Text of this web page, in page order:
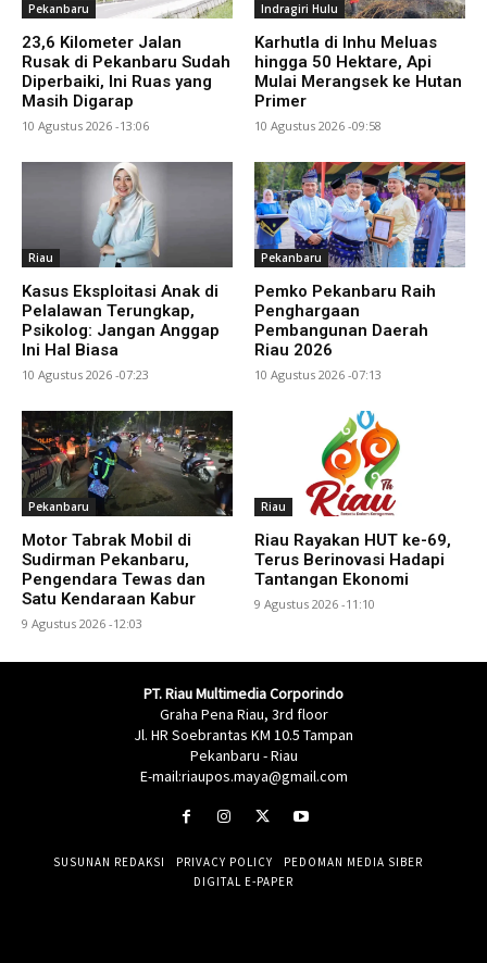
Pekanbaru
23,6 Kilometer Jalan
Rusak di Pekanbaru Sudah
Diperbaiki, Ini Ruas yang
Masih Digarap
10 Agustus 2026 -13:06
Indragiri Hulu
Karhutla di Inhu Meluas
hingga 50 Hektare, Api
Mulai Merangsek ke Hutan
Primer
10 Agustus 2026 -09:58
Riau
Kasus Eksploitasi Anak di
Pelalawan Terungkap,
Psikolog: Jangan Anggap
Ini Hal Biasa
10 Agustus 2026 -07:23
Pekanbaru
Pemko Pekanbaru Raih
Penghargaan
Pembangunan Daerah
Riau 2026
10 Agustus 2026 -07:13
Pekanbaru
Motor Tabrak Mobil di
Sudirman Pekanbaru,
Pengendara Tewas dan
Satu Kendaraan Kabur
9 Agustus 2026 -12:03
Riau
Riau Rayakan HUT ke-69,
Terus Berinovasi Hadapi
Tantangan Ekonomi
9 Agustus 2026 -11:10
PT. Riau Multimedia Corporindo
Graha Pena Riau, 3rd floor
Jl. HR Soebrantas KM 10.5 Tampan
Pekanbaru - Riau
E-mail:riaupos.maya@gmail.com
SUSUNAN REDAKSI PRIVACY POLICY
PEDOMAN MEDIA SIBER
DIGITAL E-PAPER